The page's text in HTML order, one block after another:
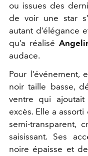
ou issues des
de voir une star
autant d’élégance
qu’a réalisé
audace.
Pour
noir taille basse,
ventre qui
excès. Elle a
semi-transparent,
saisissant. Ses
noire épaisse et